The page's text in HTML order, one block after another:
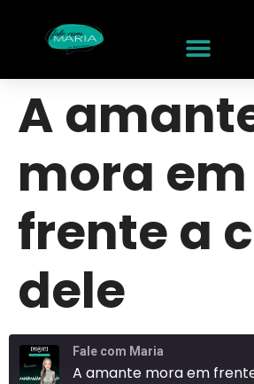
A
mora em
frente a
dele
Fale com Maria
A amante mora em